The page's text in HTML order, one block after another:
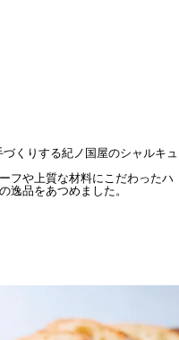
くりする紀ノ国屋のシャルキュ
フや上質な材料にこだわったハ
逸品をあつめました。